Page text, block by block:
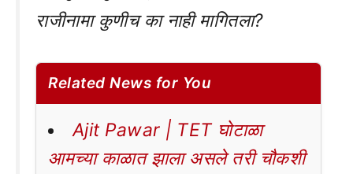
राजीनामा कुणीच का नाही मागितला?
Related News for You
Ajit Pawar | TET घोटाळा
आमच्या काळात झाला असले तरी चौकशी